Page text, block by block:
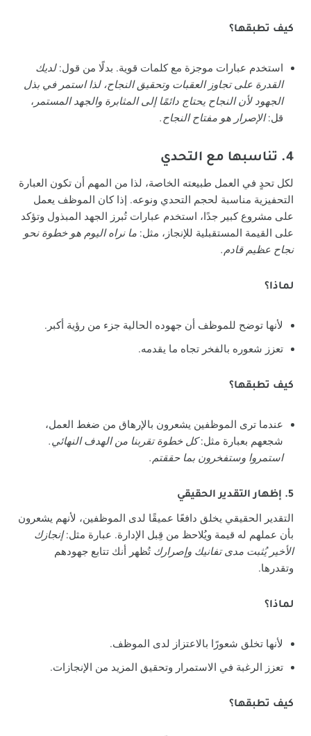
كيف تطبقها؟
استخدم عبارات موجزة مع كلمات قوية. بدلًا من قول:لديك
القدرة على تجاوز العقبات وتحقيق النجاح، لذا استمر في بذل
الجهود لأن النجاح يحتاج دائمًا إلى المثابرة والجهد المستمر ،
قل:الإصرار هو مفتاح النجاح.
4. تناسبها مع التحدي
لكل تحدٍ في العمل طبيعته الخاصة، لذا من المهم أن تكون العبارة
التحفيزية مناسبة لحجم التحدي ونوعه. إذا كان الموظف يعمل
على مشروع كبير جدًا، استخدم عبارات تُبرز الجهد المبذول وتؤكد
على القيمة المستقبلية للإنجاز، مثل: ما نراه اليوم هو خطوة نحو
نجاح عظيم قادم.
لماذا؟
لأنها توضح للموظف أن جهوده الحالية جزء من رؤية أكبر.
تعزز شعوره بالفخر تجاه ما يقدمه.
كيف تطبقها؟
عندما ترى الموظفين يشعرون بالإرهاق من ضغط العمل،
شجعهم بعبارة مثل:كل خطوة تقربنا من الهدف النهائي.
استمروا وستفخرون بما حققتم.
5. إظهار التقدير الحقيقي
التقدير الحقيقي يخلق دافعًا عميقًا لدى الموظفين، لأنهم يشعرون
بأن عملهم له قيمة ويُلاحظ من قِبل الإدارة. عبارة مثل:إنجازك
الأخير يُثبت مدى تفانيك وإصرارك تُظهر أنك تتابع جهودهم
وتقدرها.
لماذا؟
لأنها تخلق شعورًا بالاعتزاز لدى الموظف.
تعزز الرغبة في الاستمرار وتحقيق المزيد من الإنجازات.
كيف تطبقها؟